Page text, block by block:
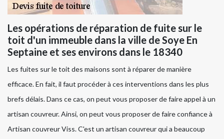
Les opérations de réparation de fuite sur le
toit d'un immeuble dans la ville de Soye En
Septaine et ses environs dans le 18340
Les fuites sur le toit des maisons sont à réparer de manière
efficace. En fait, il faut procéder à ces interventions dans les plus
brefs délais. Dans ce cas, on peut vous proposer de faire appel à un
artisan couvreur. Ainsi, on peut vous proposer de faire confiance à
Artisan couvreur Viss. C'est un artisan couvreur qui a beaucoup